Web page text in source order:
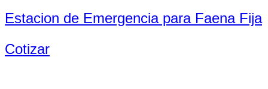
Estacion de Emergencia para Faena Fija
Cotizar